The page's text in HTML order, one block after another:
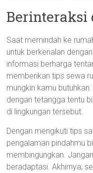
Berinteraksi
Saat memindah ke
untuk berkenalan
informasi berharga
memberikan tips sewa
mungkin kamu
dengan tetangga tentu
di lingkungan tersebut.
Dengan mengikuti tips
pengalaman pindahmu
membingungkan.
beradaptasi. Akhirnya,